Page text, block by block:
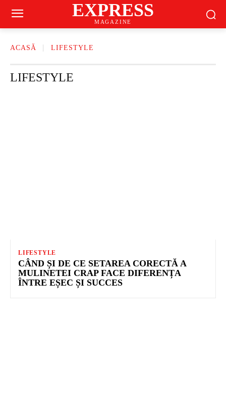
EXPRESS
MAGAZINE
ACASĂ LIFESTYLE
LIFESTYLE
LIFESTYLE
CÂND ȘI DE CE SETAREA CORECTĂ A
MULINETEI CRAP FACE DIFERENȚA
ÎNTRE EȘEC ȘI SUCCES